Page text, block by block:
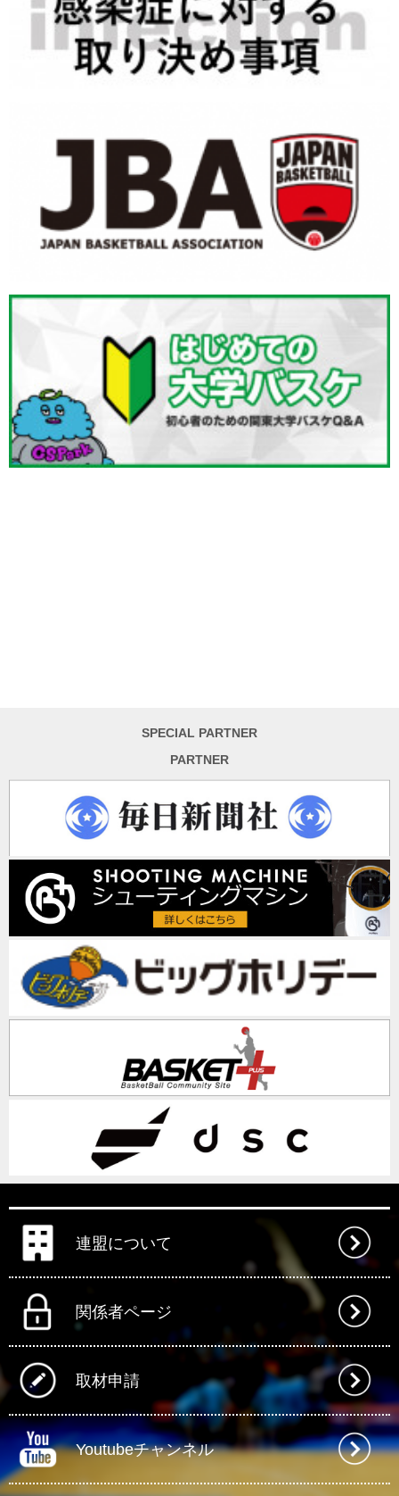
SPECIAL PARTNER
PARTNER
連盟について
関係者ページ
取材申請
Youtubeチャンネル